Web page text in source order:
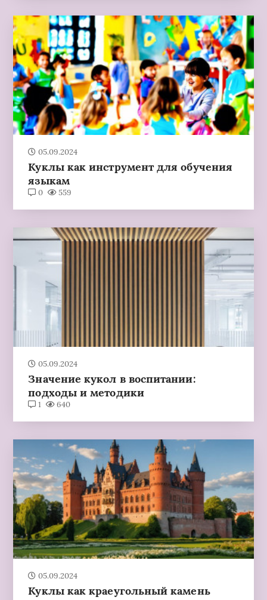
05.09.2024
Куклы как инструмент для обучения
языкам
0 559
05.09.2024
Значение кукол в воспитании:
подходы и методики
1 640
05.09.2024
Куклы как краеугольный камень